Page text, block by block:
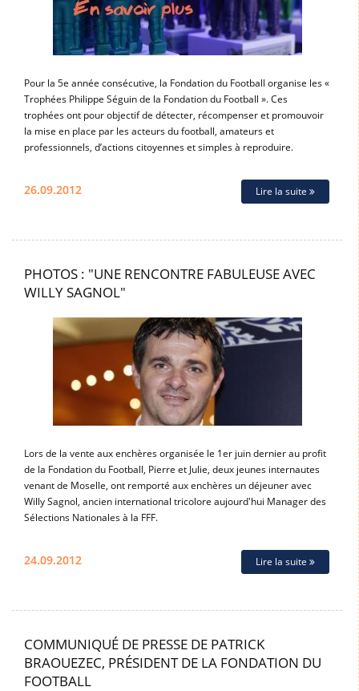
Pour la 5e année consécutive, la Fondation du Football organise les «
Trophées Philippe Séguin de la Fondation du Football ». Ces
trophées ont pour objectif de détecter, récompenser et promouvoir
la mise en place par les acteurs du football, amateurs et
professionnels, d’actions citoyennes et simples à reproduire.
26.09.2012 Lire la suite
PHOTOS : "UNE RENCONTRE FABULEUSE AVEC
WILLY SAGNOL"
Lors de la vente aux enchères organisée le 1er juin dernier au profit
de la Fondation du Football, Pierre et Julie, deux jeunes internautes
venant de Moselle, ont remporté aux enchères un déjeuner avec
Willy Sagnol, ancien international tricolore aujourd'hui Manager des
Sélections Nationales à la FFF.
24.09.2012 Lire la suite
COMMUNIQUÉ DE PRESSE DE PATRICK
BRAOUEZEC, PRÉSIDENT DE LA FONDATION DU
FOOTBALL